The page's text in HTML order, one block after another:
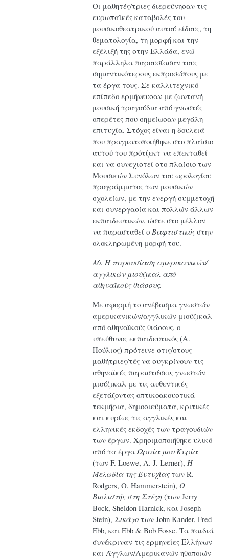
Οι μαθητές/τριες διερεύνησαν τις
ευρωπαϊκές καταβολές του
μουσικοθεατρικού αυτού είδους, τη
θεματολογία, τη μορφή και την
εξέλιξή της στην Ελλάδα, ενώ
παράλληλα παρουσίασαν τους
σημαντικότερους εκπροσώπους με
τα έργα τους. Σε καλλιτεχνικό
επίπεδο ερμήνευσαν με ζωντανή
μουσική τραγούδια από γνωστές
οπερέτες που σημείωσαν μεγάλη
επιτυχία. Στόχος είναι η δουλειά
που πραγματοποιήθηκε στο πλαίσιο
αυτού του πρότζεκτ να επεκταθεί
και να συνεχιστεί στο πλαίσιο των
Μουσικών Συνόλων του ωρολογίου
προγράμματος των μουσικών
σχολείων, με την ενεργή συμμετοχή
και συνεργασία και πολλών άλλων
εκπαιδευτικών, ώστε στο μέλλον
να παρασταθεί ο Βαφτιστικόςστην
ολοκληρωμένη μορφή του.
Α6. Η παρουσίαση αμερικανικών/
αγγλικών μιούζικαλ από
αθηναϊκούς θιάσους.
Με αφορμή το ανέβασμα γνωστών
αμερικανικών/αγγλικών μιούζικαλ
από αθηναϊκούς θιάσους, ο
υπεύθυνος εκπαιδευτικός (Α.
Πούλιος) πρότεινε στις/στους
μαθήτριες/τές να συγκρίνουν τις
αθηναϊκές παραστάσεις γνωστών
μιούζικαλ με τις αυθεντικές
εξετάζοντας οπτικοακουστικά
τεκμήρια, δημοσιεύματα, κριτικές
και κυρίως τις αγγλικές και
ελληνικές εκδοχές των τραγουδιών
των έργων. Χρησιμοποιήθηκε υλικό
από τα έργαΩραία μου Κυρία
(των F. Loewe, A. J. Lerner), Η
Μελωδία της Ευτυχίαςτων R.
Rodgers, O. Hammerstein), O
Βιολιστής στη Στέγη (των Jerry
Bock, Sheldon Harnick, και Joseph
Stein), Σικάγο των John Kander, Fred
Ebb, και Ebb & Bob Fosse. Τα παιδιά
συνέκριναν τις ερμηνείες Ελλήνων
και Άγγλων/Αμερικανών ηθοποιών